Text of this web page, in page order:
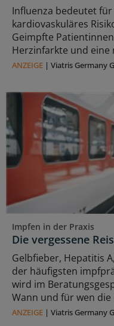
Influenza bedeutet
kardiovaskuläres
Geimpfte
Herzinfarkte und
ANZEIGE | Viatris Germany
Impfen in der Praxis
Die vergessene
Gelbfieber, Hepatitis
der häufigsten
wird im
Wann und für wen
ANZEIGE | Viatris Germany